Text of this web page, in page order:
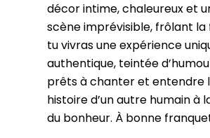
décor intime, chaleureux et
scène imprévisible, frôlant la
tu vivras une expérience
authentique, teintée
prêts à chanter et entendre
histoire d’un autre humain à
du bonheur. À bonne